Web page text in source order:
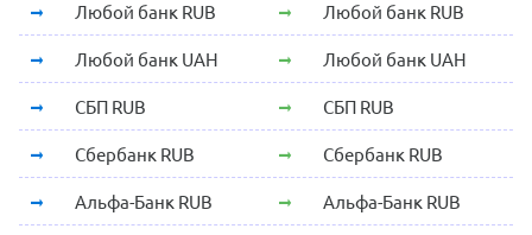
Любой банк RUB Любой банк RUB
Любой банк UAH Любой банк UAH
СБП RUB СБП RUB
Сбербанк RUB Сбербанк RUB
Альфа-Банк RUB Альфа-Банк RUB